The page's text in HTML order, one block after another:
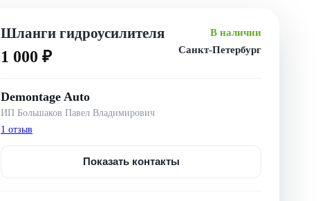
Шланги гидроусилителя
1 000 ₽
В наличии
Санкт-Петербург
Demontage Auto
ИП Большаков Павел Владимирович​
1 отзыв
Показать контакты